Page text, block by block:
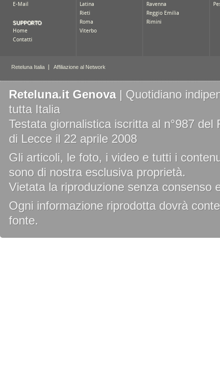
Reteluna.it Genova| Quotidiano
tutta Italia
Testata giornalistica iscritta al n°987
di Lecce il 22 aprile 2008
Gli articoli, le foto, i video e tutti i
sono di nostra esclusiva proprietà.
Vietata la riproduzione senza consenso
Ogni informazione riprodotta dovrà
fonte.